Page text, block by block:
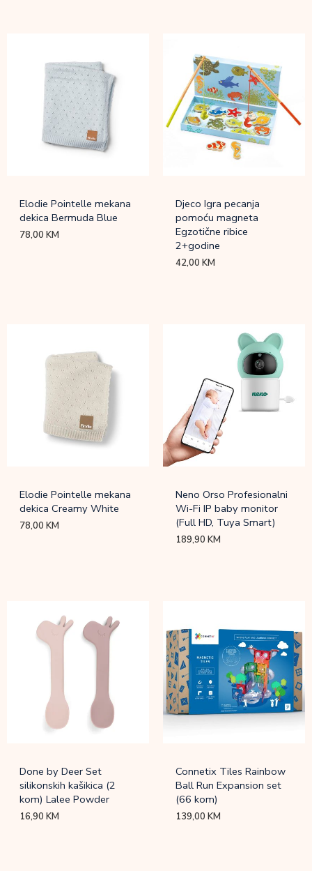
Elodie Pointelle mekana
dekica Bermuda Blue
78,00KM
Djeco Igra pecanja
pomoću magneta
Egzotične ribice
2+godine
42,00KM
Elodie Pointelle mekana
dekica Creamy White
78,00KM
Neno Orso Profesionalni
Wi-Fi IP baby monitor
(Full HD, Tuya Smart)
189,90KM
Done by Deer Set
silikonskih kašikica (2
kom) Lalee Powder
16,90KM
Connetix Tiles Rainbow
Ball Run Expansion set
(66 kom)
139,00KM